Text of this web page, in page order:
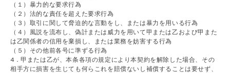
（１）暴力的な要求行為
（２）法的な責任を超えた要求行為
（３）取引に関して脅迫的な言動をし、または暴力を用いる行為
（４）風説を流布し、偽計または威力を用いて甲または乙および甲また
は乙関係者の信用を棄損し、または業務を妨害する行為
（５）その他前各号に準ずる行為
4．甲または乙が、本条各項の規定により本契約を解除した場合、その
相手方に損害を生じても何らこれを賠償ないし補償することは要せず、